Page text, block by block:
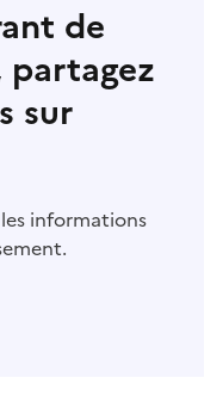
de
partagez
sur
informations